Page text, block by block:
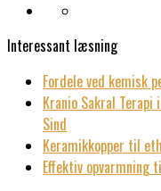
Interessant læsning
Fordele ved kemisk
Kranio Sakral Terapi
Sind
Keramikkopper til
Effektiv opvarmning